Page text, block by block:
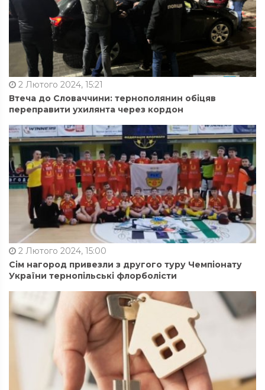
2 Лютого 2024, 15:21
Втеча до Словаччини: тернополянин обіцяв
переправити ухилянта через кордон
2 Лютого 2024, 15:00
Сім нагород привезли з другого туру Чемпіонату
України тернопільські флорболісти